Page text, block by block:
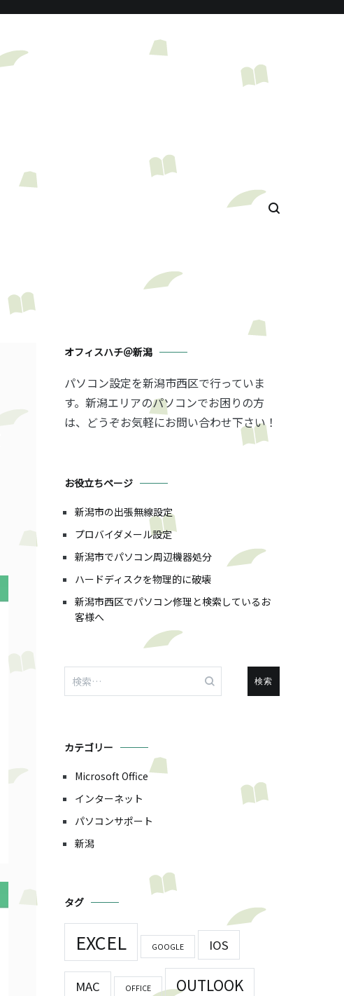
オフィスハチ＠新潟
パソコン設定を新潟市西区で行っていま
す。新潟エリアのパソコンでお困りの方
は、どうぞお気軽にお問い合わせ下さい！
お役立ちページ
新潟市の出張無線設定
プロバイダメール設定
新潟市でパソコン周辺機器処分
ハードディスクを物理的に破壊
新潟市西区でパソコン修理と検索しているお
客様へ
検
索:
カテゴリー
Microsoft Office
インターネット
パソコンサポート
新潟
タグ
EXCEL GOOGLE IOS
MAC OFFICE OUTLOOK